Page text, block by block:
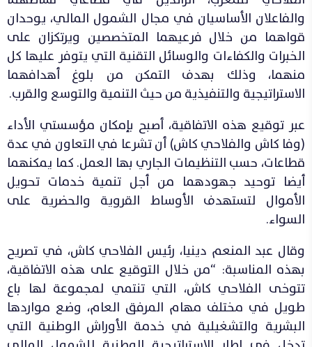
والفاعلان الأساسيان في مجال الشمول المالي، يوحدان
قواهما من خلال فرعيهما المتخصصين ويرتكزان على
الخبرات والكفاءات والوسائل التقنية التي يتوفر عليها كل
منهما، وذلك بهدف التمكن من بلوغ أهدافهما
الاستراتيجية والتنفيذية من حيث التنمية والتوسع والقرب.
عبر توقيع هذه الاتفاقية، أصبح بإمكان مؤسستي الأداء
(وفا كاش والفلاحي كاش) أن تشرعا في التعاون في عدة
قطاعات، حسب التنظيمات الجاري بها العمل. كما يمكنهما
أيضا توحيد جهودهما من أجل تنمية خدمات تحويل
الأموال لتستهدف الأوساط القروية والحضرية على
السواء.
وقال عبد المنعم دينيا، رئيس الفلاحي كاش، في تصريح
بهذه المناسبة: “من خلال التوقيع على هذه الاتفاقية،
تتوخى الفلاحي كاش، التي تنتمي لمجموعة لها باع
طويل في مختلف مهام المرفق العام، وضع مواردها
البشرية والتشغيلية في خدمة الأوراش الوطنية التي